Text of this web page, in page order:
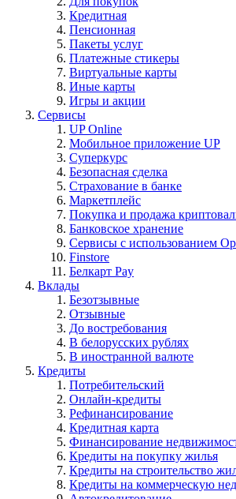
Кредитная
Пенсионная
Пакеты услуг
Платежные стикеры
Виртуальные карты
Иные карты
Игры и акции
Сервисы
UP Online
Мобильное приложение UP
Суперкурс
Безопасная сделка
Страхование в банке
Маркетплейс
Покупка и продажа
Банковское хранение
Сервисы с использованием
Finstore
Белкарт Pay
Вклады
Безотзывные
Отзывные
До востребования
В белорусских рублях
В иностранной валюте
Кредиты
Потребительский
Онлайн-кредиты
Рефинансирование
Кредитная карта
Финансирование
Кредиты на покупку жилья
Кредиты на строительство
Кредиты на коммерческую